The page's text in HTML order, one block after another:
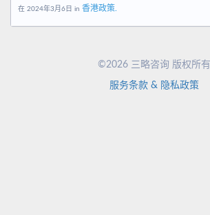
在 2024年3月6日 in 香港政策.
©2026 三略咨询 版权所有
服务条款 & 隐私政策